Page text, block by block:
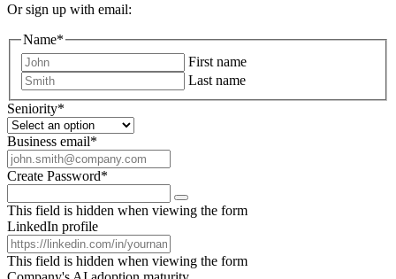
Or sign up with email:
Name*
First name
Last name
Seniority*
Business email*
Create Password*
This field is hidden when viewing the form
LinkedIn profile
This field is hidden when viewing the form